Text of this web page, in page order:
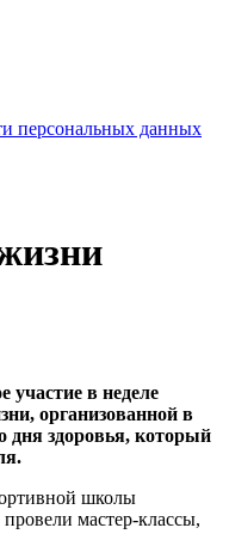
персональных данных
участие в неделе
организованной в
дня здоровья, который
школы
мастер-классы,